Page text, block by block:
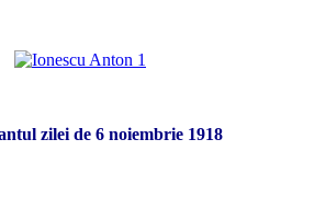
zilei de 6 noiembrie 1918